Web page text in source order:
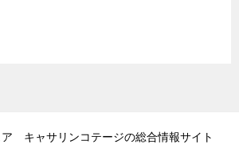
キャサリンコテージの総合情報サイト